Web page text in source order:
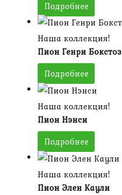
Подробнее
Наша коллекция!
Пион Генри Бокстоз
Подробнее
Наша коллекция!
Пион Нэнси
Подробнее
Наша коллекция!
Пион Элен Каули